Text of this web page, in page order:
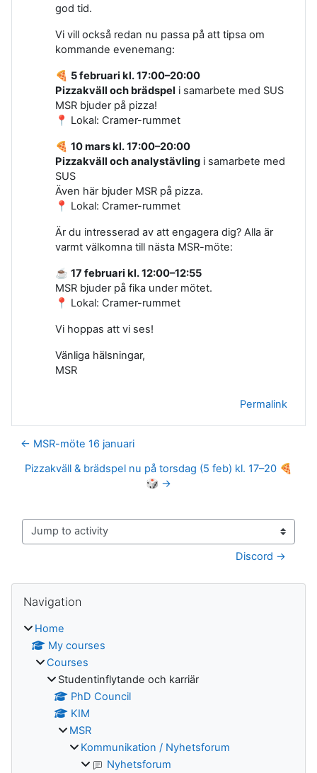
god tid.
Vi vill också redan nu passa på att tipsa om
kommande evenemang:
🍕 5 februari kl. 17:00–20:00
Pizzakväll och brädspel i samarbete med SUS
MSR bjuder på pizza!
📍 Lokal: Cramer-rummet
🍕 10 mars kl. 17:00–20:00
Pizzakväll och analystävling i samarbete med
SUS
Även här bjuder MSR på pizza.
📍 Lokal: Cramer-rummet
Är du intresserad av att engagera dig? Alla är
varmt välkomna till nästa MSR-möte:
☕ 17 februari kl. 12:00–12:55
MSR bjuder på fika under mötet.
📍 Lokal: Cramer-rummet
Vi hoppas att vi ses!
Vänliga hälsningar,
MSR
Permalink
← MSR-möte 16 januari
Pizzakväll & brädspel nu på torsdag (5 feb) kl. 17–20 🍕
🎲 →
Jump to activity
Discord →
Blocks
Navigation
Home
My courses
Courses
Studentinflytande och karriär
PhD Council
KIM
MSR
Kommunikation / Nyhetsforum
Nyhetsforum